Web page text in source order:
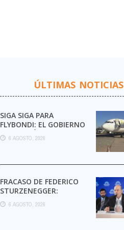
ÚLTIMAS NOTICIAS
SIGA SIGA PARA
FLYBONDI: EL GOBIERNO
AUTORIZÓ LA VENTA DE
MÁS PASAJES
6 AGOSTO, 2026
FRACASO DE FEDERICO
STURZENEGGER:
6 AGOSTO, 2026